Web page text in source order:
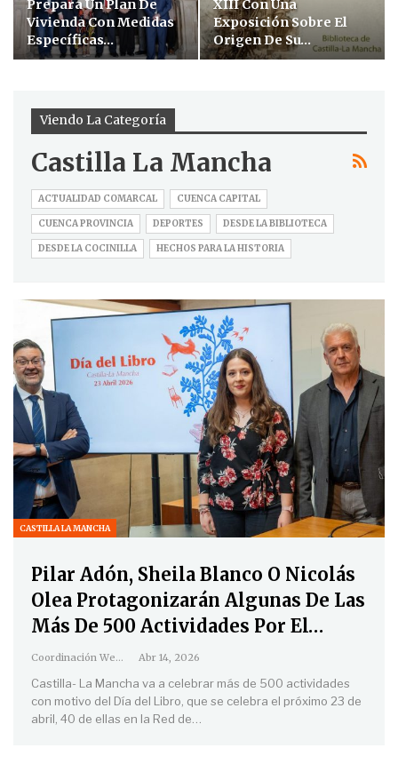
Prepara Un Plan De
Vivienda Con Medidas
Específicas…
XIII Con Una
Exposición Sobre El
Origen De Su…
Viendo La Categoría
Castilla La Mancha
ACTUALIDAD COMARCAL CUENCA CAPITAL
CUENCA PROVINCIA DEPORTES DESDE LA BIBLIOTECA
DESDE LA COCINILLA HECHOS PARA LA HISTORIA
CASTILLA LA MANCHA
Pilar Adón, Sheila Blanco O Nicolás
Olea Protagonizarán Algunas De Las
Más De 500 Actividades Por El…
Coordinación Web Abr 14, 2026
Castilla- La Mancha va a celebrar más de 500 actividades
con motivo del Día del Libro, que se celebra el próximo 23 de
abril, 40 de ellas en la Red de